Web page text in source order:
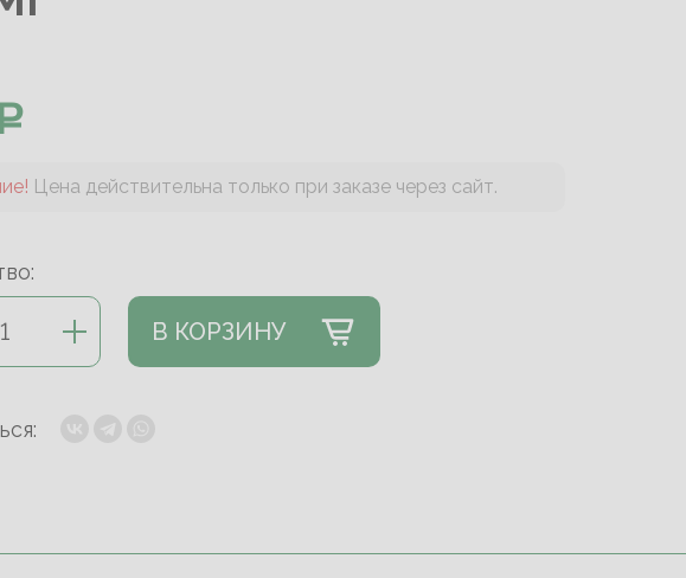
Цена действительна только при заказе через сайт.
В КОРЗИНУ